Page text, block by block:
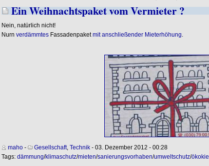
Ein Weihnachtspaket vom Vermieter ?
Nein, natürlich nicht!
Nurn verdämmtesFassadenpaketmit anschließender Mieterhöhung
maho- Gesellschaft, Technik- 03. Dezember 2012 - 00:28
Tags: dämmung/klimaschutz/mieten/sanierungsvorhaben/umweltschutz/